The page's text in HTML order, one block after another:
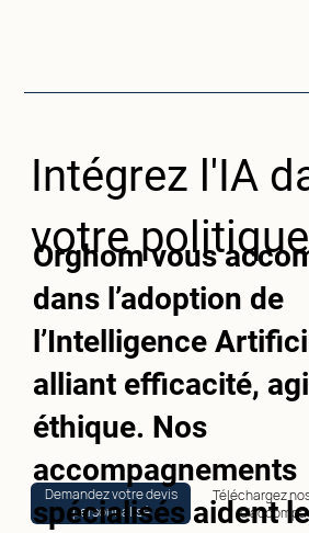
Intégrez l'IA
votre
Demandez votre devis
personnalisé
Téléchargez
Orghom vous
dans l’adoption de
l’Intelligence
alliant efficacité,
éthique. Nos
accompagnements
spécialisés aident